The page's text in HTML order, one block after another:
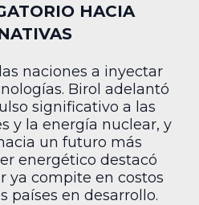
HACIA
naciones a inyectar
Birol adelantó
significativo a las
y la energía nuclear, y
un futuro más
energético destacó
ya compite en costos
países en desarrollo.